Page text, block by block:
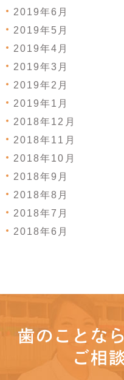
2019年6月
2019年5月
2019年4月
2019年3月
2019年2月
2019年1月
2018年12月
2018年11月
2018年10月
2018年9月
2018年8月
2018年7月
2018年6月
歯のことな
ご相